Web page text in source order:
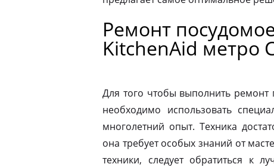
Ремонт
KitchenAid метро
Для того чтобы выполнить
необходимо использовать
многолетний опыт. Техника
она требует особых знаний от
техники, следует обратиться к